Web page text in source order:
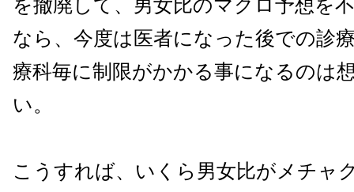
を撤廃して、男女比のマクロ予想を
なら、今度は医者になった後での診
療科毎に制限がかかる事になるのは
い。
こうすれば、いくら男女比がメチャ